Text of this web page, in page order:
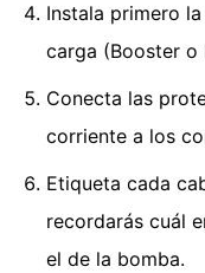
Instala primero
carga (Booster o
Conecta las
corriente a los
Etiqueta cada
recordarás cuál
el de la bomba.